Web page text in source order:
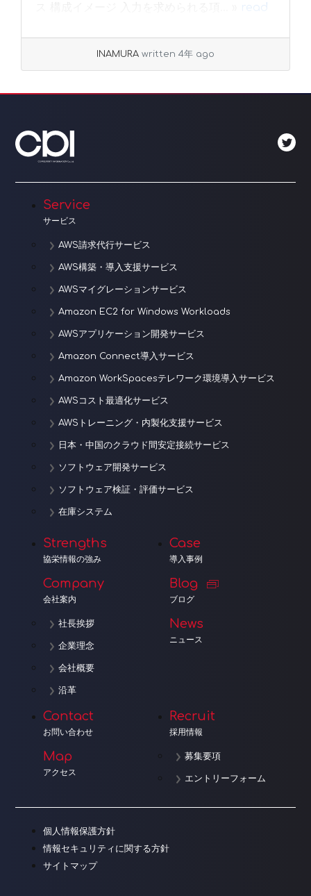
read
INAMURA written 4年 ago
Service
サービス
AWS請求代行サービス
AWS構築・導入支援サービス
AWSマイグレーションサービス
Amazon EC2 for Windows Workloads
AWSアプリケーション開発サービス
Amazon Connect導入サービス
Amazon WorkSpacesテレワーク環境導入サービス
AWSコスト最適化サービス
AWSトレーニング・内製化支援サービス
日本・中国のクラウド間安定接続サービス
ソフトウェア開発サービス
ソフトウェア検証・評価サービス
在庫システム
Strengths
協栄情報の強み
Company
会社案内
社長挨拶
企業理念
会社概要
沿革
Case
導入事例
Blog
ブログ
News
ニュース
Contact
お問い合わせ
Map
アクセス
Recruit
採用情報
募集要項
エントリーフォーム
個人情報保護方針
情報セキュリティに関する方針
サイトマップ